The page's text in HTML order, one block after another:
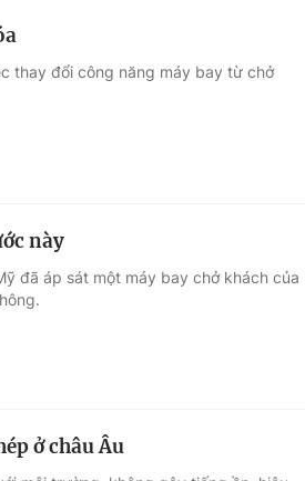
thay đổi công năng máy bay từ chở
này
đã áp sát một máy bay chở khách của
ở châu Âu